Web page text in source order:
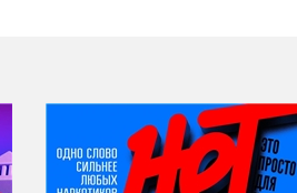
НИ ДНЯ БЕЗ ДАТЫ...
06 августа
Яков Яковлевич